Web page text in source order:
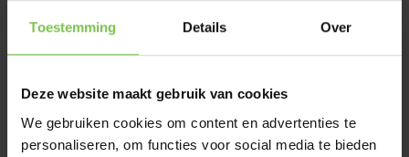
Toestemming Details Over
Deze website maakt gebruik van cookies
We gebruiken cookies om content en advertenties te
personaliseren, om functies voor social media te bieden
OPTIMCO NV
Sneeuwbeslaan 14
2610 Antwerpen